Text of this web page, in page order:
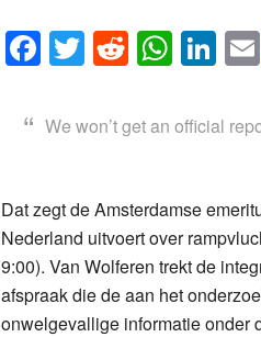
Facebook
Twitter
Reddit
We won’t get an official
Dat zegt de Amsterdamse
Nederland uitvoert over
9:00). Van Wolferen trekt de
afspraak die de aan het
onwelgevallige informatie onder